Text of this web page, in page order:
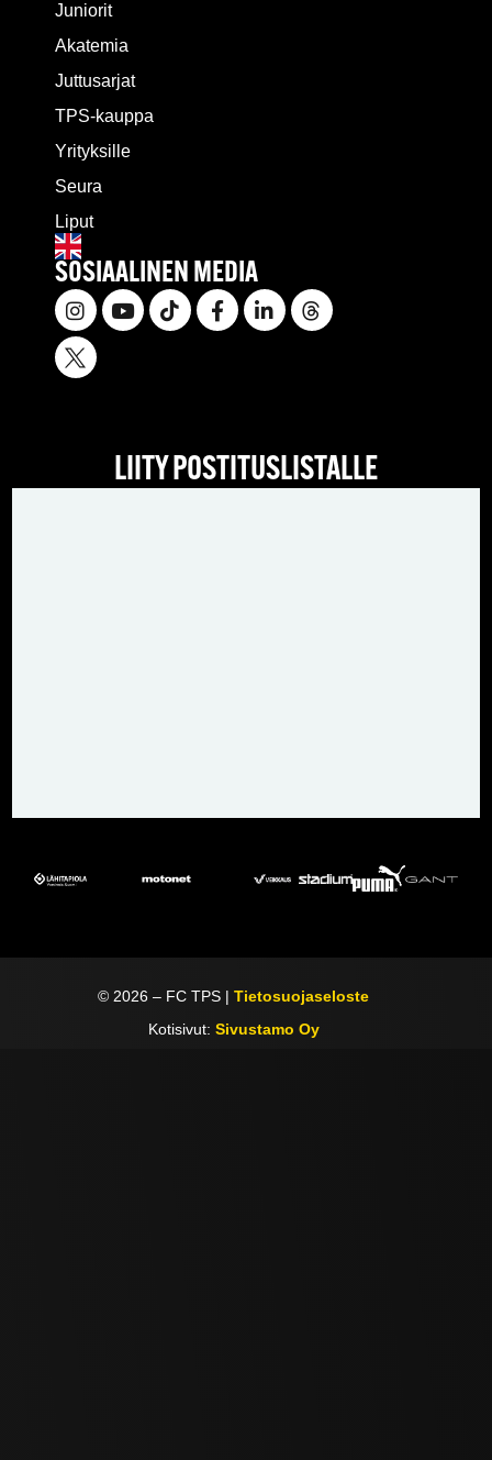
Juniorit
Akatemia
Juttusarjat
TPS-kauppa
Yrityksille
Seura
Liput
SOSIAALINEN MEDIA
LIITY POSTITUSLISTALLE
© 2026 – FC TPS |Tietosuojaseloste
Kotisivut: Sivustamo Oy